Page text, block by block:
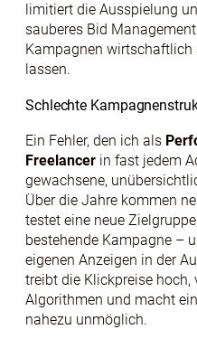
limitiert die Ausspielung
sauberes Bid
Kampagnen
lassen.
Schlechte
Ein Fehler, den ich als
Freelancer in fast jedem
gewachsene,
Über die Jahre kommen
testet eine neue
bestehende Kampagne –
eigenen Anzeigen in der
treibt die Klickpreise
Algorithmen und macht
nahezu unmöglich.